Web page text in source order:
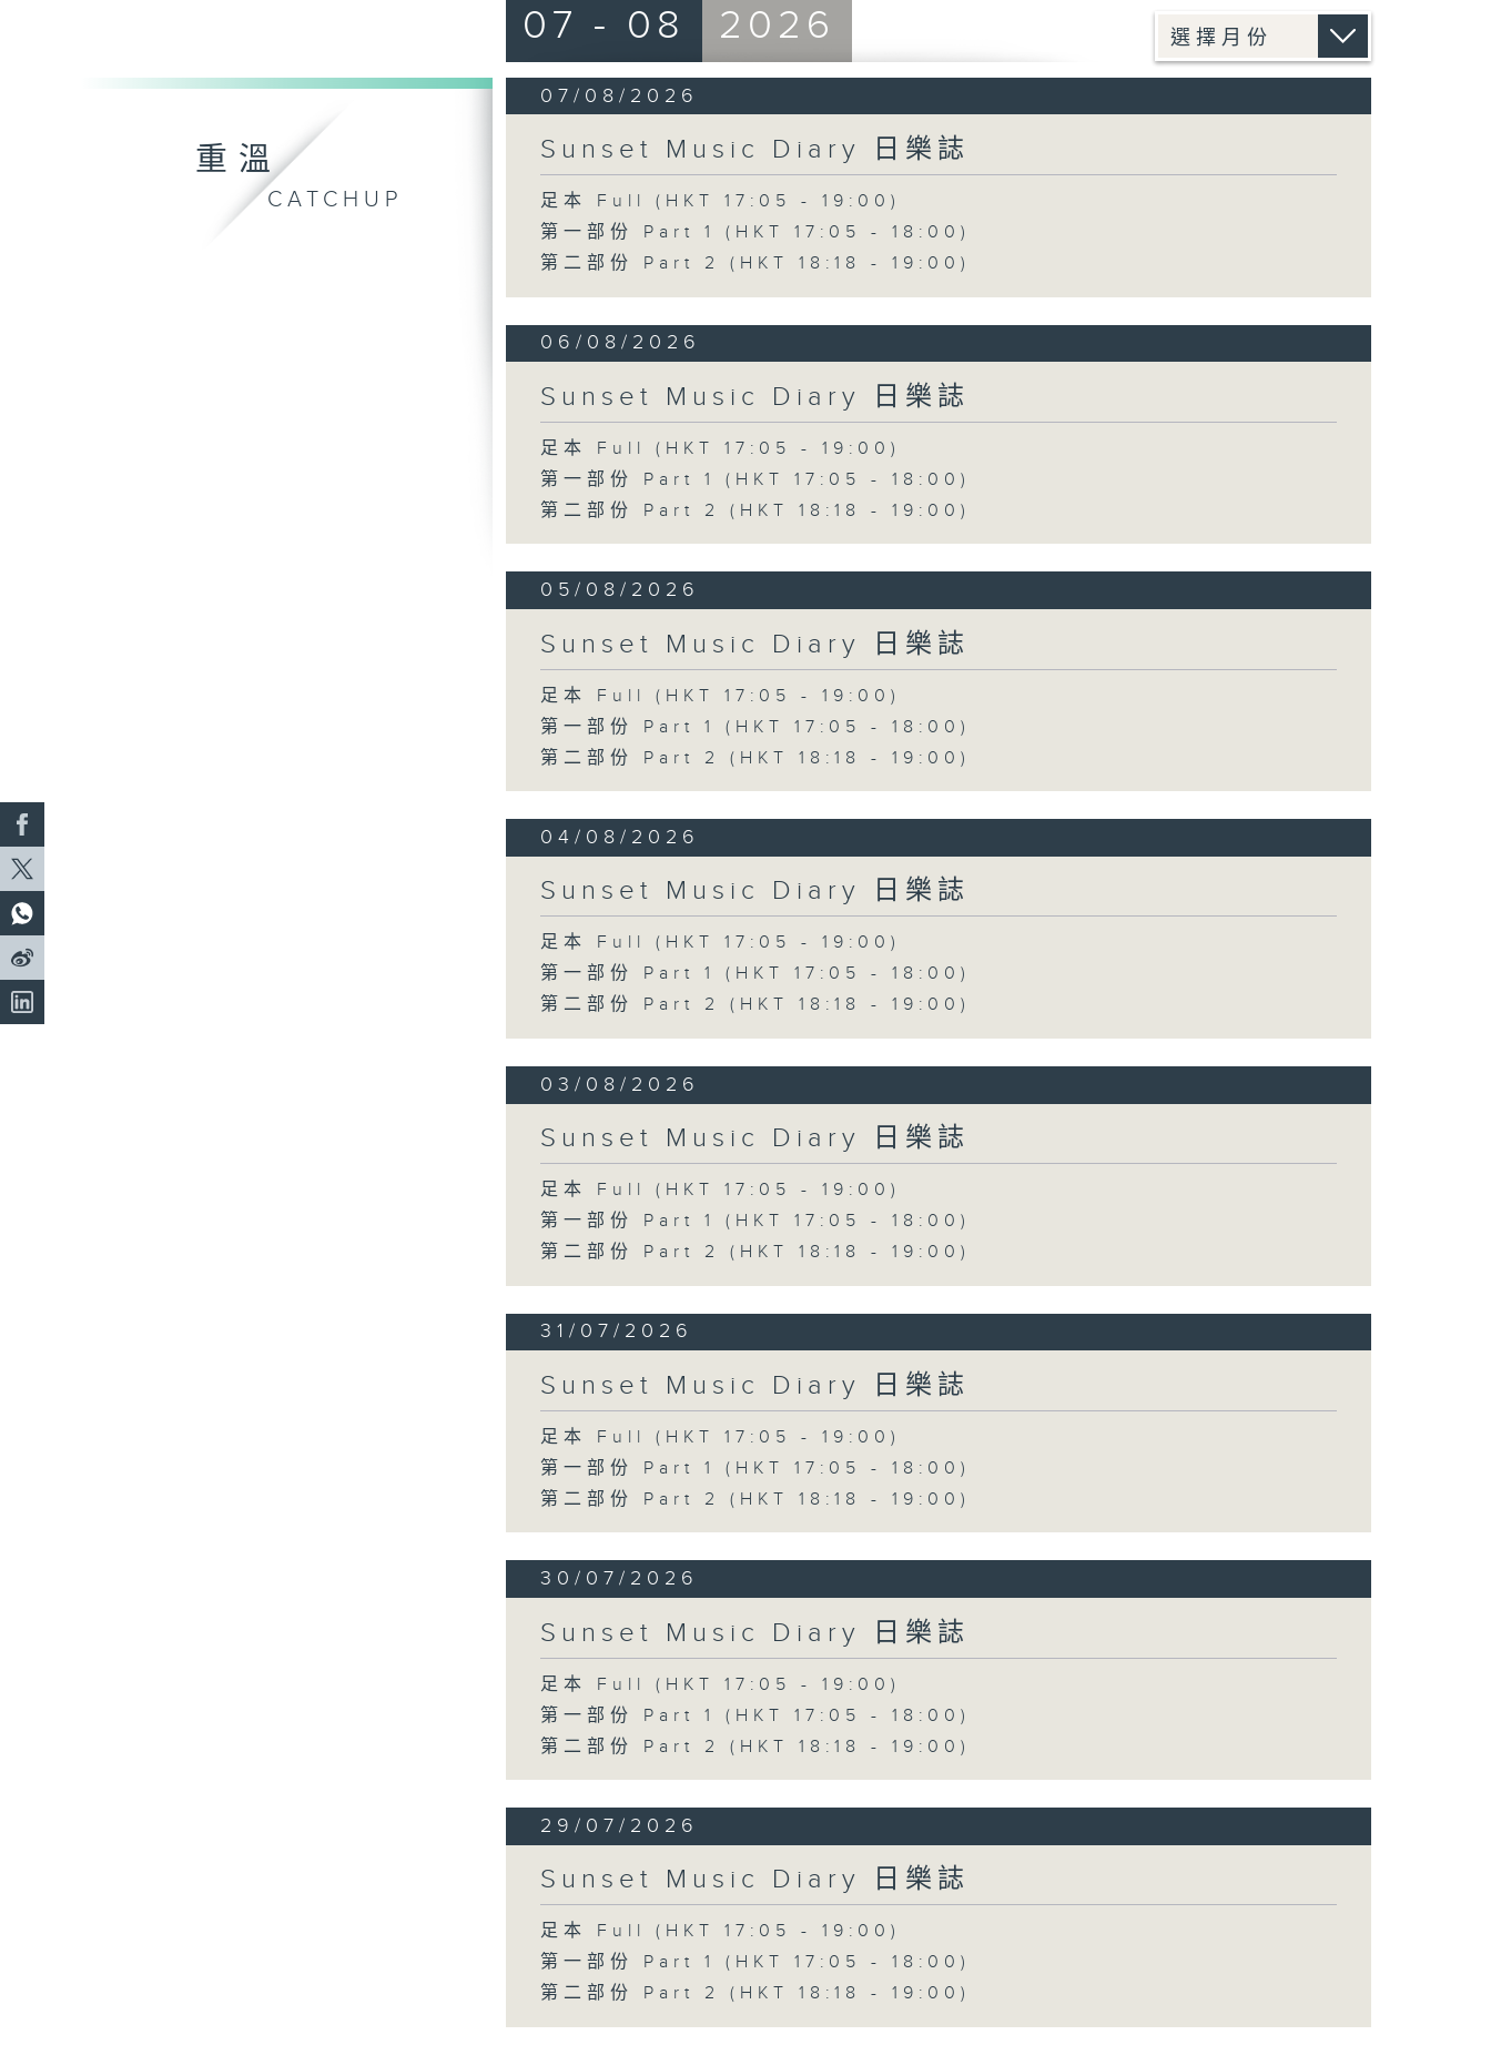
重溫
CATCHUP
07 - 08 2026
07/08/2026
Sunset Music Diary 日樂誌
足本 Full (HKT 17:05 - 19:00)
第一部份 Part 1 (HKT 17:05 - 18:00)
第二部份 Part 2 (HKT 18:18 - 19:00)
06/08/2026
Sunset Music Diary 日樂誌
足本 Full (HKT 17:05 - 19:00)
第一部份 Part 1 (HKT 17:05 - 18:00)
第二部份 Part 2 (HKT 18:18 - 19:00)
05/08/2026
Sunset Music Diary 日樂誌
足本 Full (HKT 17:05 - 19:00)
第一部份 Part 1 (HKT 17:05 - 18:00)
第二部份 Part 2 (HKT 18:18 - 19:00)
04/08/2026
Sunset Music Diary 日樂誌
足本 Full (HKT 17:05 - 19:00)
第一部份 Part 1 (HKT 17:05 - 18:00)
第二部份 Part 2 (HKT 18:18 - 19:00)
03/08/2026
Sunset Music Diary 日樂誌
足本 Full (HKT 17:05 - 19:00)
第一部份 Part 1 (HKT 17:05 - 18:00)
第二部份 Part 2 (HKT 18:18 - 19:00)
31/07/2026
Sunset Music Diary 日樂誌
足本 Full (HKT 17:05 - 19:00)
第一部份 Part 1 (HKT 17:05 - 18:00)
第二部份 Part 2 (HKT 18:18 - 19:00)
30/07/2026
Sunset Music Diary 日樂誌
足本 Full (HKT 17:05 - 19:00)
第一部份 Part 1 (HKT 17:05 - 18:00)
第二部份 Part 2 (HKT 18:18 - 19:00)
29/07/2026
Sunset Music Diary 日樂誌
足本 Full (HKT 17:05 - 19:00)
第一部份 Part 1 (HKT 17:05 - 18:00)
第二部份 Part 2 (HKT 18:18 - 19:00)